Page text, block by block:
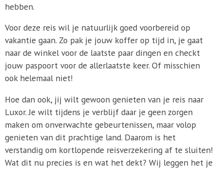
hebben.
Voor deze reis wil je natuurlijk goed voorbereid op
vakantie gaan. Zo pak je jouw koffer op tijd in, je gaat
naar de winkel voor de laatste paar dingen en checkt
jouw paspoort voor de allerlaatste keer. Of misschien
ook helemaal niet!
Hoe dan ook, jij wilt gewoon genieten van je reis naar
Luxor. Je wilt tijdens je verblijf daar je geen zorgen
maken om onverwachte gebeurtenissen, maar volop
genieten van dit prachtige land. Daarom is het
verstandig om kortlopende reisverzekering af te sluiten!
Wat dit nu precies is en wat het dekt? Wij leggen het je